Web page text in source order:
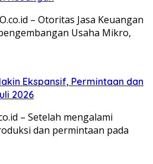
– Otoritas Jasa Keuangan
Usaha Mikro,
Ekspansif, Permintaan dan
2026
– Setelah mengalami
dan permintaan pada